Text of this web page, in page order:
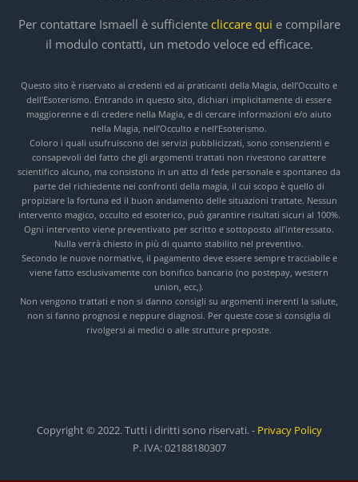
Per contattare Ismaell è sufficiente cliccare qui e compilare
il modulo contatti, un metodo veloce ed efficace.
Questo sito è riservato ai credenti ed ai praticanti della Magia, dell’Occulto e
dell’Esoterismo. Entrando in questo sito, dichiari implicitamente di essere
maggiorenne e di credere nella Magia, e di cercare informazioni e/o aiuto
nella Magia, nell’Occulto e nell’Esoterismo.
Coloro i quali usufruiscono dei servizi pubblicizzati, sono consenzienti e
consapevoli del fatto che gli argomenti trattati non rivestono carattere
scientifico alcuno, ma consistono in un atto di fede personale e spontaneo da
parte del richiedente nei confronti della magia, il cui scopo è quello di
propiziare la fortuna ed il buon andamento delle situazioni trattate. Nessun
intervento magico, occulto ed esoterico, può garantire risultati sicuri al 100%.
Ogni intervento viene preventivato per scritto e sottoposto all’interessato.
Nulla verrà chiesto in più di quanto stabilito nel preventivo.
Secondo le nuove normative, il pagamento deve essere sempre tracciabile e
viene fatto esclusivamente con bonifico bancario (no postepay, western
union, ecc,).
Non vengono trattati e non si danno consigli su argomenti inerenti la salute,
non si fanno prognosi e neppure diagnosi. Per queste cose si consiglia di
rivolgersi ai medici o alle strutture preposte.
Copyright © 2022. Tutti i diritti sono riservati. - Privacy Policy
P. IVA: 02188180307